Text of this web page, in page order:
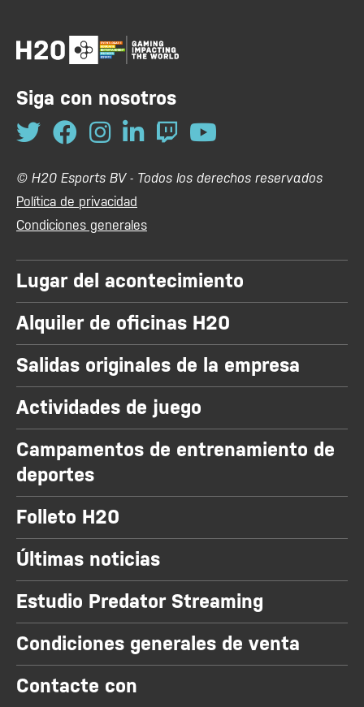
Siga con nosotros
© H20 Esports BV - Todos los derechos reservados
Política de privacidad
Condiciones generales
Lugar del acontecimiento
Alquiler de oficinas H20
Salidas originales de la empresa
Actividades de juego
Campamentos de entrenamiento de
deportes
Folleto H20
Últimas noticias
Estudio Predator Streaming
Condiciones generales de venta
Contacte con